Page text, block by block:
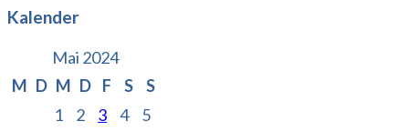
Kalender
Mai 2024
M D M D F S
S
1
2 3 4
5